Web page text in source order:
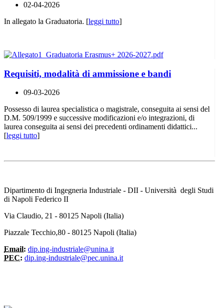
02-04-2026
In allegato la Graduatoria. [leggi tutto]
Requisiti, modalità di ammissione e bandi
09-03-2026
Possesso di laurea specialistica o magistrale, conseguita ai sensi del
D.M. 509/1999 e successive modificazioni e/o integrazioni, di
laurea conseguita ai sensi dei precedenti ordinamenti didattici...
[leggi tutto]
Dipartimento di Ingegneria Industriale - DII - Università degli Studi
di Napoli Federico II
Via Claudio, 21 - 80125 Napoli (Italia)
Piazzale Tecchio,80 - 80125 Napoli (Italia)
Email: dip.ing-industriale@unina.it
PEC: dip.ing-industriale@pec.unina.it